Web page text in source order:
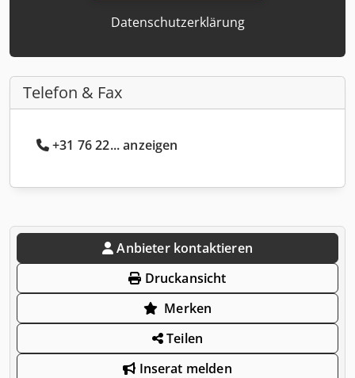
Datenschutzerklärung
Telefon & Fax
+31 76 22... anzeigen
Anbieter kontaktieren
Druckansicht
Merken
Teilen
Inserat melden